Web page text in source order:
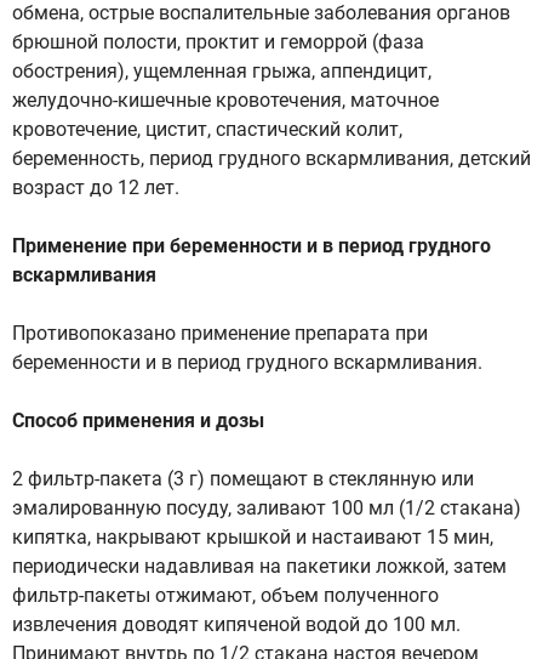
обмена, острые воспалительные заболевания органов
брюшной полости, проктит и геморрой (фаза
обострения), ущемленная грыжа, аппендицит,
желудочно-кишечные кровотечения, маточное
кровотечение, цистит, спастический колит,
беременность, период грудного вскармливания, детский
возраст до 12 лет.
Применение при беременности и в период грудного
вскармливания
Противопоказано применение препарата при
беременности и в период грудного вскармливания.
Способ применения и дозы
2 фильтр-пакета (3 г) помещают в стеклянную или
эмалированную посуду, заливают 100 мл (1/2 стакана)
кипятка, накрывают крышкой и настаивают 15 мин,
периодически надавливая на пакетики ложкой, затем
фильтр-пакеты отжимают, объем полученного
извлечения доводят кипяченой водой до 100 мл.
Принимают внутрь по 1/2 стакана настоя вечером